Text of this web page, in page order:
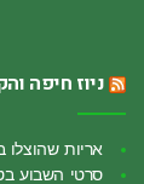
ניוז חיפה
אריות